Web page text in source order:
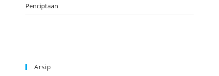
Penciptaan
Arsip